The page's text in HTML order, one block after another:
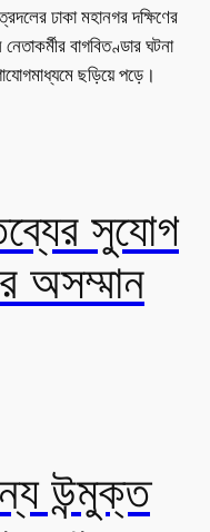
ঢাকা মহানগর দক্ষিণের
বাগবিতণ্ডার ঘটনা
ছড়িয়ে পড়ে।
সুযোগ
অসম্মান
উন্মুক্ত